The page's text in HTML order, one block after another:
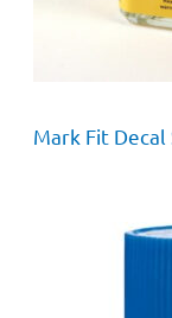
Mark Fit